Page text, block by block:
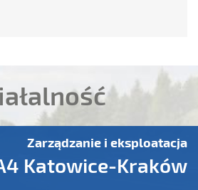
Zarządzanie i eksploatacja
Katowice-Kraków